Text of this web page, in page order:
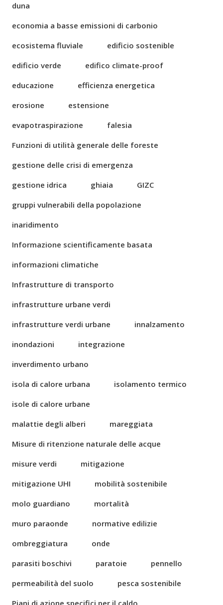
duna
economia a basse emissioni di carbonio
ecosistema fluviale
edificio sostenible
edificio verde
edifico climate-proof
educazione
efficienza energetica
erosione
estensione
evapotraspirazione
falesia
Funzioni di utilità generale delle foreste
gestione delle crisi di emergenza
gestione idrica
ghiaia
GIZC
gruppi vulnerabili della popolazione
inaridimento
Informazione scientificamente basata
informazioni climatiche
Infrastrutture di transporto
infrastrutture urbane verdi
infrastrutture verdi urbane
innalzamento
inondazioni
integrazione
inverdimento urbano
isola di calore urbana
isolamento termico
isole di calore urbane
malattie degli alberi
mareggiata
Misure di ritenzione naturale delle acque
misure verdi
mitigazione
mitigazione UHI
mobilità sostenibile
molo guardiano
mortalità
muro paraonde
normative edilizie
ombreggiatura
onde
parasiti boschivi
paratoie
pennello
permeabilità del suolo
pesca sostenibile
Piani di azione specifici per il caldo